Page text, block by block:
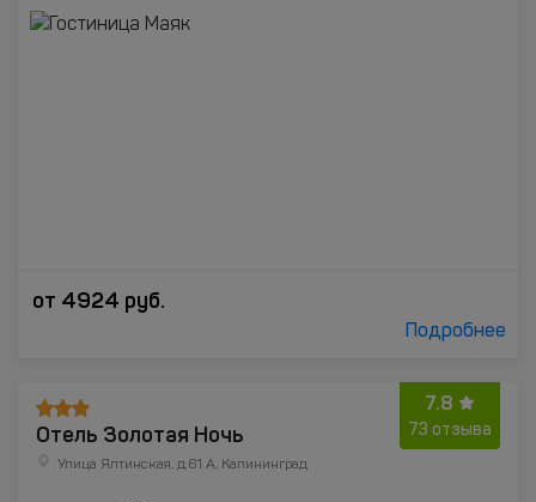
от 4924 руб.
Подробнее
7.8
73 отзыва
Отель Золотая Ночь
Улица Ялтинская, д.61 А, Калининград